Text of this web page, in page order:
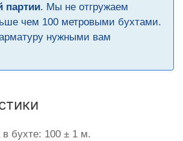
партии. Мы не отгружаем
чем 100 метровыми бухтами.
нужными вам
бухте: 100 ± 1 м.